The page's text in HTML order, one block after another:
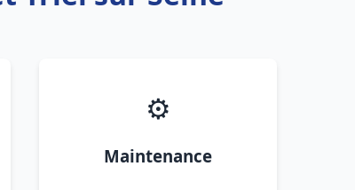
⚙️
Maintenance